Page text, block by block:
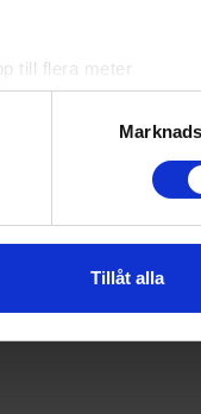
till flera meter
detaljsektionen. Du
annan information
i sin tur kombinera
Tillåt alla